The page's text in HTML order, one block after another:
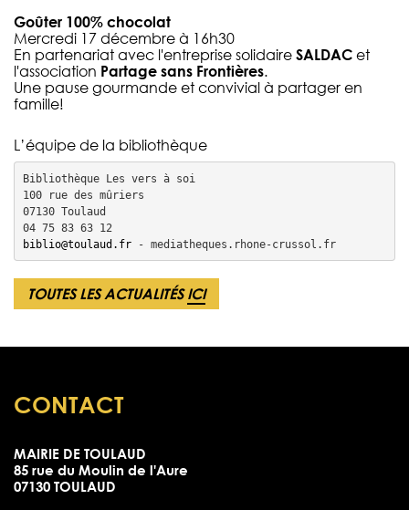
Goûter 100% chocolat
Mercredi 17 décembre à 16h30
En partenariat avec l'entreprise solidaire SALDAC et
l'association Partage sans Frontières.
Une pause gourmande et convivial à partager en
famille!
L’équipe de la bibliothèque
Bibliothèque Les vers à soi
100 rue des mûriers
07130 Toulaud
biblio@toulaud.fr - mediatheques.rhone-crussol.fr
TOUTES LES ACTUALITÉSICI
CONTACT
MAIRIE DE TOULAUD
85 rue du Moulin de l'Aure
07130 TOULAUD